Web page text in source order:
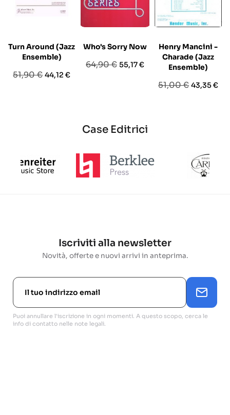
Turn Around (Jazz
Ensemble)
Prezzo
51,90 €Prezzo
44,12 €
Who's Sorry Now
Prezzo
64,90 € Prezzo
55,17 €
Henry Mancini -
Charade (Jazz
Ensemble)
Prezzo
51,00 € Prezzo
43,35 €
Case Editrici
Iscriviti alla newsletter
Novità, offerte e nuovi arrivi in anteprima.
Puoi annullare l'iscrizione in ogni momenti. A questo scopo, cerca le
info di contatto nelle note legali.